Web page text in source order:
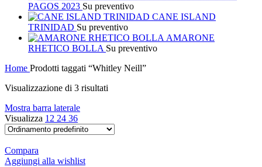
PAGOS 2023 Su preventivo
CANE ISLAND
TRINIDAD Su preventivo
AMARONE
RHETICO BOLLA Su preventivo
Home Prodotti taggati “Whitley Neill”
Visualizzazione di 3 risultati
Mostra barra laterale
Visualizza 12 24 36
Compara
Aggiungi alla wishlist